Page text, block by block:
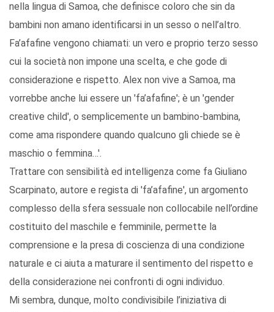
nella lingua di Samoa, che definisce coloro che sin da
bambini non amano identificarsi in un sesso o nell’altro.
Fa’afafine vengono chiamati: un vero e proprio terzo sesso
cui la società non impone una scelta, e che gode di
considerazione e rispetto. Alex non vive a Samoa, ma
vorrebbe anche lui essere un 'fa’afafine'; è un 'gender
creative child', o semplicemente un bambino-bambina,
come ama rispondere quando qualcuno gli chiede se è
maschio o femmina…'.
Trattare con sensibilità ed intelligenza come fa Giuliano
Scarpinato, autore e regista di 'fa’afafine', un argomento
complesso della sfera sessuale non collocabile nell’ordine
costituito del maschile e femminile, permette la
comprensione e la presa di coscienza di una condizione
naturale e ci aiuta a maturare il sentimento del rispetto e
della considerazione nei confronti di ogni individuo.
Mi sembra, dunque, molto condivisibile l’iniziativa di